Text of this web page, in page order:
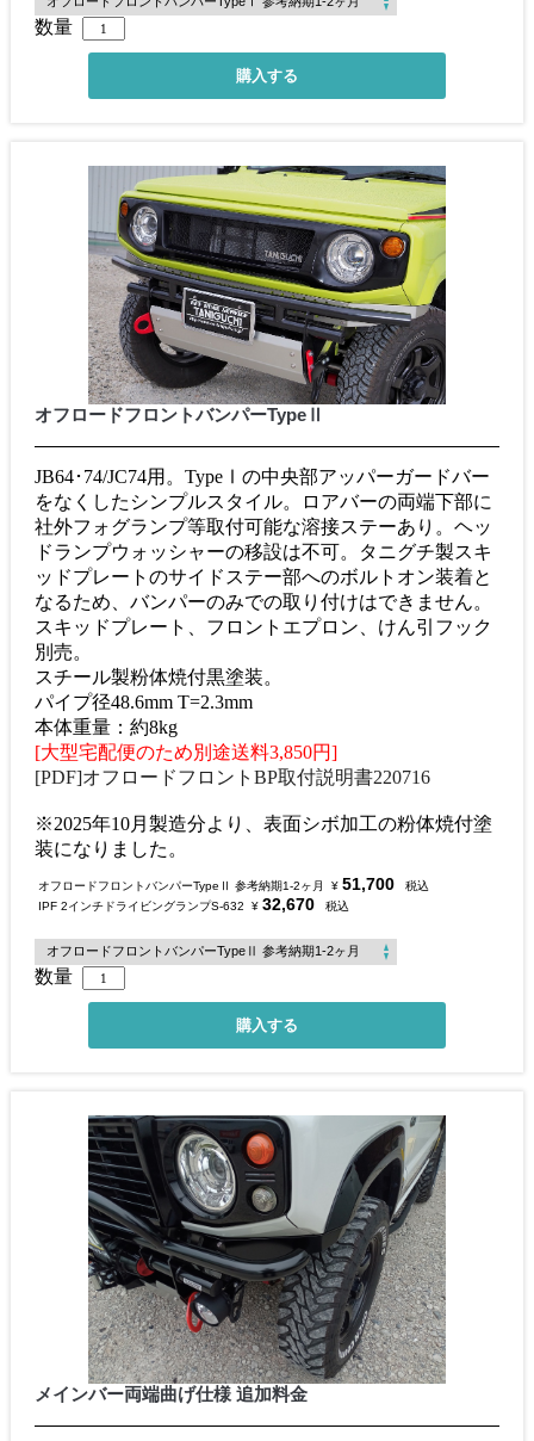
数量
オフロードフロントバンパーTypeⅡ
JB64･74/JC74用。TypeⅠの中央部アッパーガードバー
をなくしたシンプルスタイル。ロアバーの両端下部に
社外フォグランプ等取付可能な溶接ステーあり。ヘッ
ドランプウォッシャーの移設は不可。タニグチ製スキ
ッドプレートのサイドステー部へのボルトオン装着と
なるため、バンパーのみでの取り付けはできません。
スキッドプレート、フロントエプロン、けん引フック
別売。
スチール製粉体焼付黒塗装。
パイプ径48.6mm T=2.3mm
本体重量：約8kg
[大型宅配便のため別途送料3,850円]
[PDF]オフロードフロントBP取付説明書220716
※2025年10月製造分より、表面シボ加工の粉体焼付塗
装になりました。
オフロードフロントバンパーTypeⅡ 参考納期1-2ヶ月 ¥ 51,700
税込
IPF 2インチドライビングランプS-632
¥ 32,670 税込
数量
メインバー両端曲げ仕様 追加料金